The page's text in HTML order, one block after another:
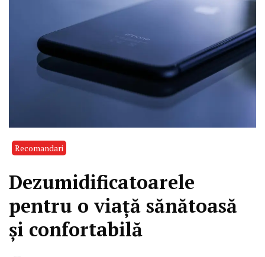
Recomandari
Dezumidificatoarele
pentru o viață sănătoasă
și confortabilă